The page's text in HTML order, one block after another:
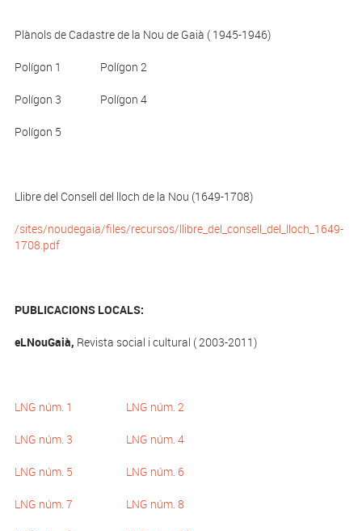
Plànols de Cadastre de la Nou de Gaià ( 1945-1946)
Polígon 1 Polígon 2
Polígon 3 Polígon 4
Polígon 5
Llibre del Consell del lloch de la Nou (1649-1708)
/sites/noudegaia/files/recursos/llibre_del_consell_del_lloch_1649-
1708.pdf
PUBLICACIONS LOCALS:
eLNouGaià, Revista social i cultural ( 2003-2011)
LNG núm. 1 LNG núm. 2
LNG núm. 3 LNG núm. 4
LNG núm. 5 LNG núm. 6
LNG núm. 7 LNG núm. 8